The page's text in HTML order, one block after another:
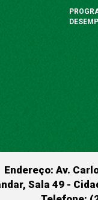
Endereço: Av.
Sala 49 -